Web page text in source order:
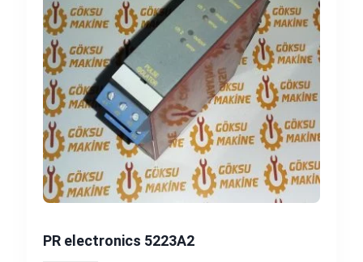
PR electronics 5223A2